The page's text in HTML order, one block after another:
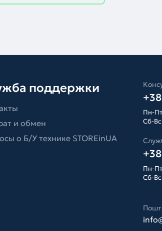
поддержки
и обмен
о Б/У технике STOREinUA
Пн-
Сб-Вс
Пн-
Сб-Вс